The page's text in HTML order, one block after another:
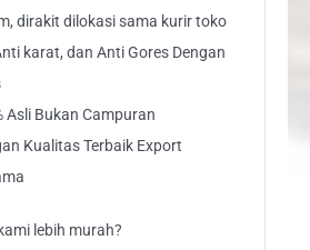
dirakit dilokasi sama kurir toko
karat, dan Anti Gores Dengan
Asli Bukan Campuran
Kualitas Terbaik Export
lebih murah?